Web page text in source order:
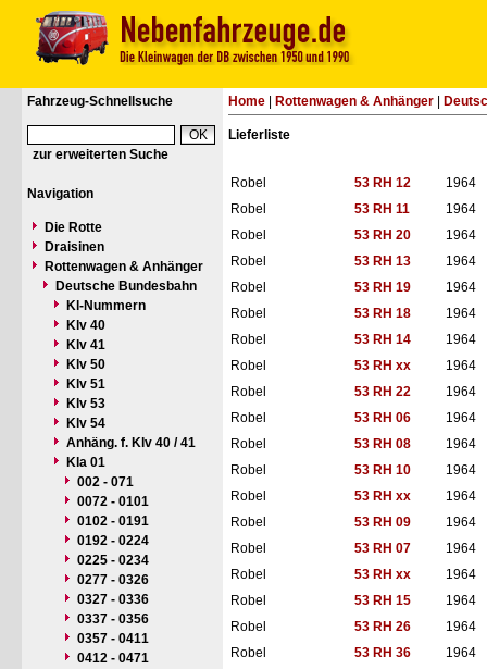
Fahrzeug-Schnellsuche
zur erweiterten Suche
Navigation
Die Rotte
Draisinen
Rottenwagen & Anhänger
Deutsche Bundesbahn
Kl-Nummern
Klv 40
Klv 41
Klv 50
Klv 51
Klv 53
Klv 54
Anhäng. f. Klv 40 / 41
Kla 01
002 - 071
0072 - 0101
0102 - 0191
0192 - 0224
0225 - 0234
0277 - 0326
0327 - 0336
0337 - 0356
0357 - 0411
0412 - 0471
Home Rottenwagen & Anhänger
Lieferliste
Robel 53 RH 12
1964
Robel
53 RH 11
1964
Robel
53 RH 20
1964
Robel
53 RH 13
1964
Robel
53 RH 19
1964
Robel
53 RH 18
1964
Robel
53 RH 14
1964
Robel
53 RH xx
1964
Robel
53 RH 22
1964
Robel
53 RH 06
1964
Robel
53 RH 08
1964
Robel
53 RH 10
1964
Robel
53 RH xx
1964
Robel
53 RH 09
1964
Robel
53 RH 07
1964
Robel
53 RH xx
1964
Robel
53 RH 15
1964
Robel
53 RH 26
1964
Robel
53 RH 36
1964